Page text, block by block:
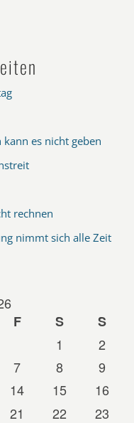
es nicht geben
rechnen
nimmt sich alle Zeit
F S
S
1
2
7 8
9
14 15
16
21 22
23